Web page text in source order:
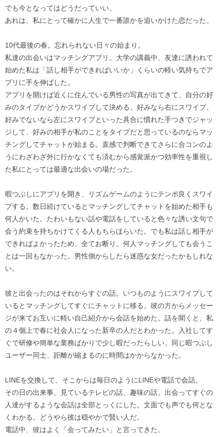
でも今となってはどうだっていい。
あれは、私にとって確かに人生で一番誰かを追いかけた恋だった。
10代最後の春。忘れられない日々の始まり。
私達の出会いはマッチングアプリ。大学の講義中、友達に誘われて
始めた私は「話し相手ができればいいか」くらいの軽い気持ちでア
プリに手を伸ばした。
アプリを開けば近くに住んでいる男性の写真が出てきて、自分の好
みのタイプかどうかスワイプして決める。好みなら右にスワイプ、
好みでないなら左にスワイプといった具合に慣れた手つきでジャッ
ジして、好みの相手が私のことをタイプだと思っているのならマッ
チングしてチャットが始まる。直感で判断できてさらに合コンのよ
うにわざわざ外に行かなくても済むから感覚派かつ効率性を重視し
た私にとっては最適な出会いの場だった。
暇つぶしにアプリを開き、リズムゲームのようにテンポ良くスワイ
プする。数日続けているとマッチングしてチャットを始めた相手も
何人かいた。たわいもない話や電話をしていると色々な誘い文句で
会う約束を持ちかけてくる人もちらほらいた。でも私は話し相手が
できればよかったため、全てお断り。何人マッチングしても会うこ
とは一回もなかった。男性側からしたら迷惑な女だったかもしれな
い。
彼と出会ったのはそれからすぐの話。いつものようにスワイプして
いるとマッチングしてすぐにチャットに移る。彼の方からメッセー
ジが来てお互いに軽い自己紹介から会話を始めた。話を聞くと、私
の４個上で春に社会人になった新卒の人だとわかった。入社してす
ぐで研修や簡単な業務ばかりで少し暇だったらしい。同じ暇つぶし
ユーザー同士、距離が縮まるのに時間はかからなかった。
LINEを交換して、そこからは毎日のようにLINEや電話で会話。
その日の出来事、見ているテレビの話、趣味の話。出会ってすぐの
人達がするような会話は全部とっくにした。文面でも声でも何とな
くわかる。どうやら彼は穏やかで賢い人だ。
電話中、彼はよく「会ってみたい」と言ってきた。